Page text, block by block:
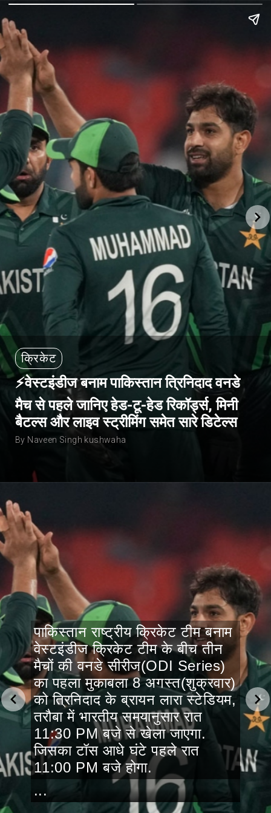
क्रिकेट
⚡वेस्टइंडीज बनाम पाकिस्तान त्रिनिदाद वनडे
मैच से पहले जानिए हेड-टू-हेड रिकॉर्ड्स, मिनी
बैटल्स और लाइव स्ट्रीमिंग समेत सारे डिटेल्स
By Naveen Singh kushwaha
पाकिस्तान राष्ट्रीय क्रिकेट टीम बनाम
वेस्टइंडीज क्रिकेट टीम के बीच तीन
मैचों की वनडे सीरीज(ODI Series)
का पहला मुकाबला 8 अगस्त(शुक्रवार)
को त्रिनिदाद के ब्रायन लारा स्टेडियम,
तरौबा में भारतीय समयानुसार रात
11:30 PM बजे से खेला जाएगा.
जिसका टॉस आधे घंटे पहले रात
11:00 PM बजे होगा.
...